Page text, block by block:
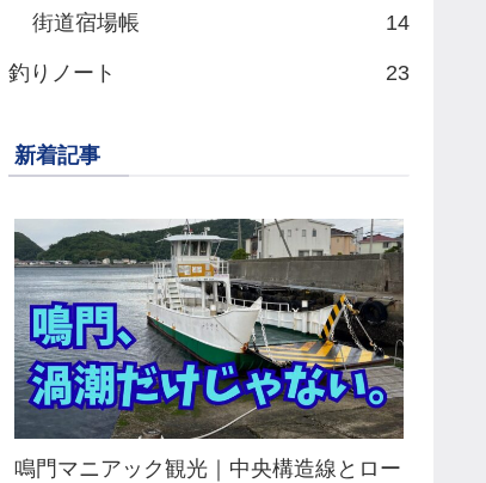
街道宿場帳 14
釣りノート 23
新着記事
鳴門マニアック観光｜中央構造線とロー